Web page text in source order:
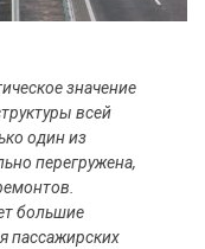
значение
всей
один из
перегружена,
большие
пассажирских